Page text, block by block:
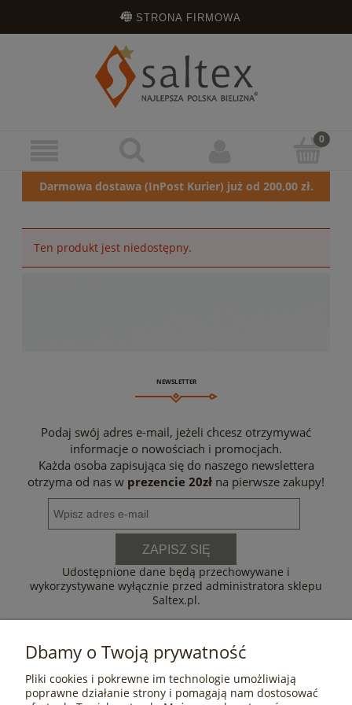
STRONA FIRMOWA
ZAREJESTRUJ SIĘ ZALOGUJ SIĘ
Darmowa dostawa (InPost Kurier) już od 200,00 zł.
Ten produkt jest niedostępny.
NEWSLETTER
Podaj swój adres e-mail, jeżeli chcesz otrzymywać
informacje o nowościach i promocjach.
Każda osoba zapisująca się do naszego newslettera
otrzyma od nas w prezencie 20zł na pierwsze zakupy!
ZAPISZ SIĘ
Udostępnione dane będą przechowywane i
wykorzystywane wyłącznie przed administratora sklepu
Saltex.pl.
POMOC
Dbamy o Twoją prywatność
Pliki cookies i pokrewne im technologie umożliwiają
poprawne działanie strony i pomagają nam dostosować